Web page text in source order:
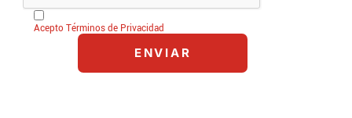
Acepto Términos de Privacidad